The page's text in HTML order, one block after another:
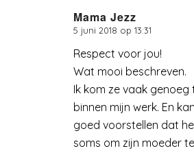
Mama Jezz
zegt:
5 juni 2018 op 13:31
Respect voor jou!
Wat mooi beschreven.
Ik kom ze vaak genoeg
binnen mijn werk. En
goed voorstellen dat
soms om zijn moeder